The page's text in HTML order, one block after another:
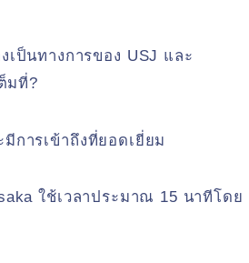
ป็นทางการของ USJ และ
มที่?
การเข้าถึงที่ยอดเยี่ยม
ใช้เวลาประมาณ 15 นาทีโดย